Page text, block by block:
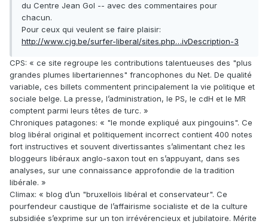
du Centre Jean Gol -- avec des commentaires pour
chacun.
Pour ceux qui veulent se faire plaisir:
http://www.cjg.be/surfer-liberal/sites.php…ivDescription-3
CPS: « ce site regroupe les contributions talentueuses des "plus
grandes plumes libertariennes" francophones du Net. De qualité
variable, ces billets commentent principalement la vie politique et
sociale belge. La presse, l’administration, le PS, le cdH et le MR
comptent parmi leurs têtes de turc. »
Chroniques patagones: « "le monde expliqué aux pingouins". Ce
blog libéral original et politiquement incorrect contient 400 notes
fort instructives et souvent divertissantes s’alimentant chez les
bloggeurs libéraux anglo-saxon tout en s’appuyant, dans ses
analyses, sur une connaissance approfondie de la tradition
libérale. »
Climax: « blog d’un "bruxellois libéral et conservateur". Ce
pourfendeur caustique de l’affairisme socialiste et de la culture
subsidiée s’exprime sur un ton irrévérencieux et jubilatoire. Mérite